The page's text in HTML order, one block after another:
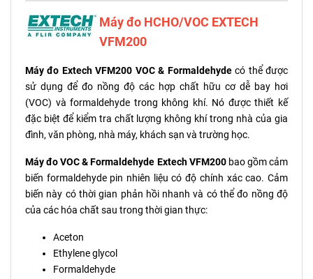
Máy đo HCHO/VOC EXTECH
VFM200
Máy đo Extech VFM200 VOC & Formaldehydecó thể được
sử dụng để đo nồng độ các hợp chất hữu cơ dễ bay hơi
(VOC) và formaldehyde trong không khí. Nó được thiết kế
đặc biệt để kiểm tra chất lượng không khí trong nhà của gia
đình, văn phòng, nhà máy, khách sạn và trường học.
Máy đo VOC & Formaldehyde Extech VFM200bao gồm cảm
biến formaldehyde pin nhiên liệu có độ chính xác cao. Cảm
biến này có thời gian phản hồi nhanh và có thể đo nồng độ
của các hóa chất sau trong thời gian thực:
Aceton
Ethylene glycol
Formaldehyde